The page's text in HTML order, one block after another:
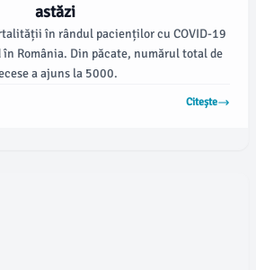
astăzi
în rândul pacienților cu COVID-19
România. Din păcate, numărul total de
a ajuns la 5000.
Citește